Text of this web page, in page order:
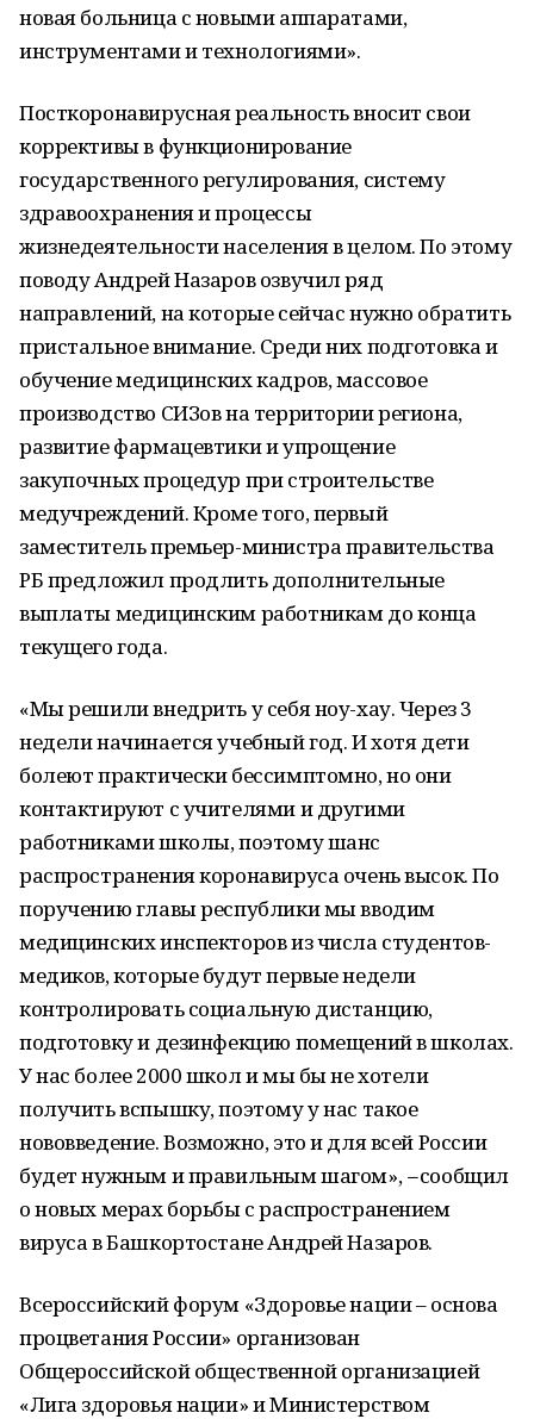
новая больница с новыми аппаратами,
инструментами и технологиями».
Посткоронавирусная реальность вносит свои
коррективы в функционирование
государственного регулирования, систему
здравоохранения и процессы
жизнедеятельности населения в целом. По этому
поводу Андрей Назаров озвучил ряд
направлений, на которые сейчас нужно обратить
пристальное внимание. Среди них подготовка и
обучение медицинских кадров, массовое
производство СИЗов на территории региона,
развитие фармацевтики и упрощение
закупочных процедур при строительстве
медучреждений. Кроме того, первый
заместитель премьер-министра правительства
РБ предложил продлить дополнительные
выплаты медицинским работникам до конца
текущего года.
«Мы решили внедрить у себя ноу-хау. Через 3
недели начинается учебный год. И хотя дети
болеют практически бессимптомно, но они
контактируют с учителями и другими
работниками школы, поэтому шанс
распространения коронавируса очень высок. По
поручению главы республики мы вводим
медицинских инспекторов из числа студентов-
медиков, которые будут первые недели
контролировать социальную дистанцию,
подготовку и дезинфекцию помещений в школах.
У нас более 2000 школ и мы бы не хотели
получить вспышку, поэтому у нас такое
нововведение. Возможно, это и для всей России
будет нужным и правильным шагом»,–сообщил
о новых мерах борьбы с распространением
вируса в Башкортостане Андрей Назаров.
Всероссийский форум «Здоровье нации – основа
процветания России» организован
Общероссийской общественной организацией
«Лига здоровья нации» и Министерством